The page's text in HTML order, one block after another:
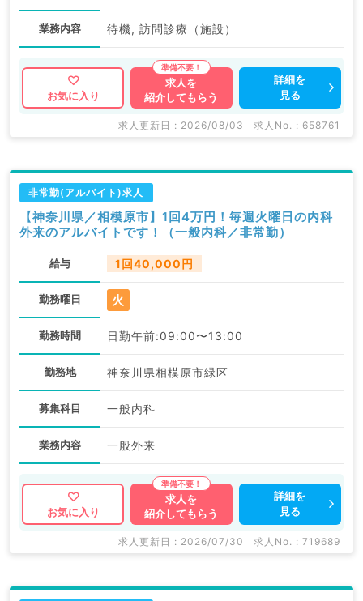
業務内容 待機, 訪問診療（施設）
お気に入り
求人を
紹介してもらう
詳細を
見る
求人更新日 : 2026/08/03 求人No. : 658761
非常勤(アルバイト)求人
【神奈川県／相模原市】1回4万円！毎週火曜日の内科
外来のアルバイトです！（一般内科／非常勤）
給与 1回40,000円
勤務曜日 火
勤務時間 日勤午前:09:00〜13:00
勤務地 神奈川県相模原市緑区
募集科目 一般内科
業務内容 一般外来
お気に入り
求人を
紹介してもらう
詳細を
見る
求人更新日 : 2026/07/30 求人No. : 719689